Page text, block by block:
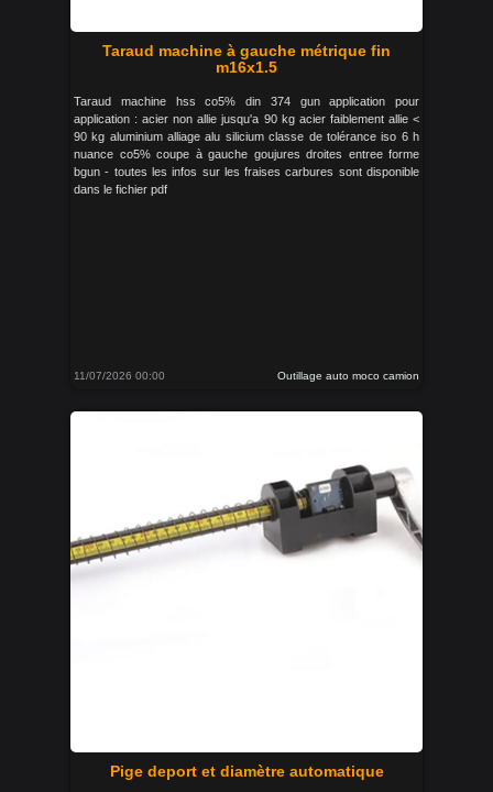
Taraud machine à gauche métrique fin
m16x1.5
Taraud machine hss co5% din 374 gun application pour
application : acier non allie jusqu'a 90 kg acier faiblement allie <
90 kg aluminium alliage alu silicium classe de tolérance iso 6 h
nuance co5% coupe à gauche goujures droites entree forme
bgun - toutes les infos sur les fraises carbures sont disponible
dans le fichier pdf
11/07/2026 00:00 Outillage auto moco camion
Pige deport et diamètre automatique